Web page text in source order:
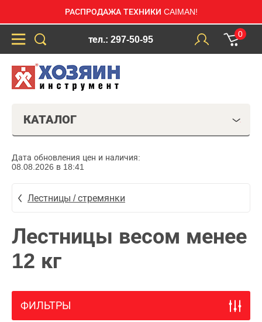
РАСПРОДАЖА ТЕХНИКИ CAIMAN!
тел.: 297-50-95
0
КАТАЛОГ
Дата обновления цен и наличия:
08.08.2026 в 18:41
Лестницы / стремянки
Лестницы весом менее
12 кг
ФИЛЬТРЫ